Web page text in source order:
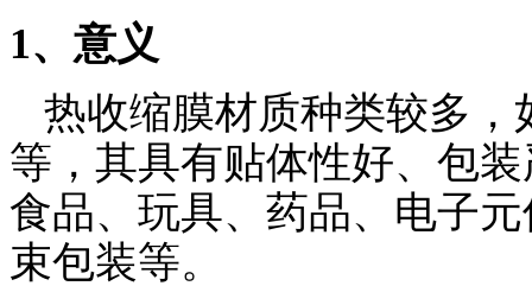
1、意义
热收缩膜材质种类较多，
等，其具有贴体性好、包
食品、玩具、药品、电子
束包装等。